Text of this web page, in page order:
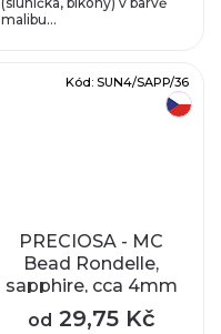
malibu...
PRECIOSA - MC
Bead Rondelle,
sapphire, cca 4mm
od 29,75 Kč
Kód: SUN4/SAPP/36